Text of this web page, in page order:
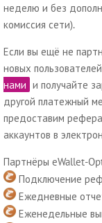
неделю и без
комиссия сети).
Если вы ещё не
новых
нами и получайте
другой платежный
предоставим
аккаунтов в
Партнёры eWallet-
Подключение
Ежедневные
Еженедельные